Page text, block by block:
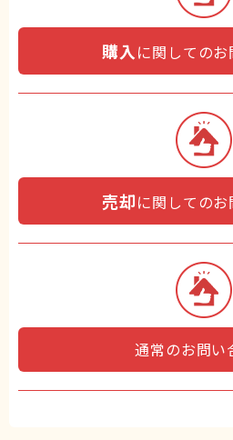
購入 に関しての
売却に関しての
通常のお問い